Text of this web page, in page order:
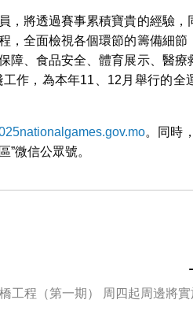
，將透過賽事累積寶貴的經驗，
全面檢視各個環節的籌備細節
障、食品安全、體育展示、醫療
作，為本年11、12月舉行的全
。同時
”微信公眾號。
工程（第一期） 周四起周邊將